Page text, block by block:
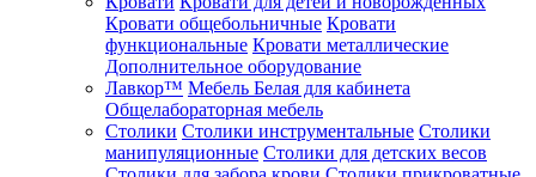
Кровати общебольничные Кровати
функциональные Кровати металлические
Дополнительное оборудование
Лавкор™ Мебель Белая для кабинета
Общелабораторная мебель
Столики Столики инструментальные Столики
манипуляционные Столики для детских весов